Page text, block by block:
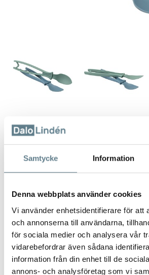
Samtycke Information
Denna webbplats använder cookies
Vi använder enhetsidentifierare för att
och annonserna till användarna,
för sociala medier och analysera vår
vidarebefordrar även sådana
information från din enhet till de
annons- och analysföretag som vi
Äggskalare JONAS
Beskrivning
Tillverkad av PP.
Med vår äggskalare kan du skala kokta
Stick in skalaren under skalet och lossa det